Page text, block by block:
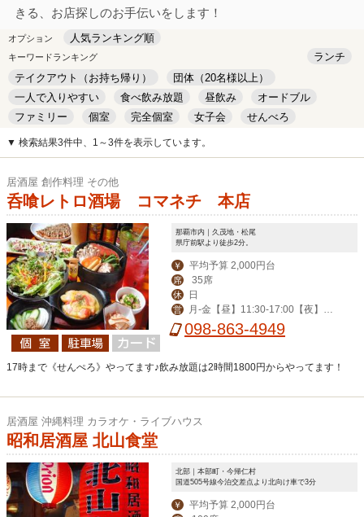
きる、お店探しのお手伝いをします！
オプション 人気ランキング順
キーワードランキング
ランチ
テイクアウト（お持ち帰り）
団体（20名様以上）
一人で入りやすい
食べ飲み放題 昼飲み
オードブル
ファミリー
個室 完全個室 女子会
せんべろ
キッズルーム
安い デート
▼ 検索結果3件中、1～3件を表示しています。
居酒屋 創作料理 その他
呑喰レトロ酒場 コマネチ 本店
那覇市内｜久茂地・松尾
県庁前駅より徒歩2分。
￥ 平均予算 2,000円台
席 35席
休 日
営
月-金【昼】11:30-17:00【夜】17:
00-23:00（金は-翌1:00）/土・祝前 1
098-863-4949
17時まで《せんぺろ》やってます♪飲み放題は2時間1800円からやってます！
居酒屋 沖縄料理 カラオケ・ライブハウス
昭和居酒屋 北山食堂
北部｜本部町・今帰仁村
国道505号線今泊交差点より北向け車で3分
￥ 平均予算 2,000円台